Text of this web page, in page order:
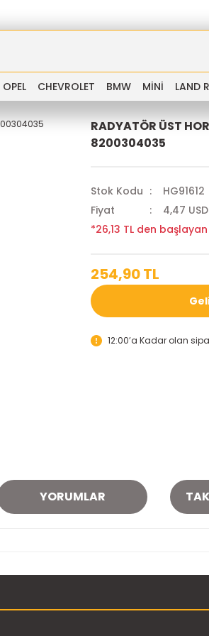
OPEL CHEVROLET BMW MİNİ LAND
RADYATÖR ÜST
8200304035
Stok Kodu
HG91612
Fiyat
4,47
*26,13 TL den
254,90 TL
12:00’a Kadar olan
YORUMLAR
Bu ürüne ilk yorumu siz